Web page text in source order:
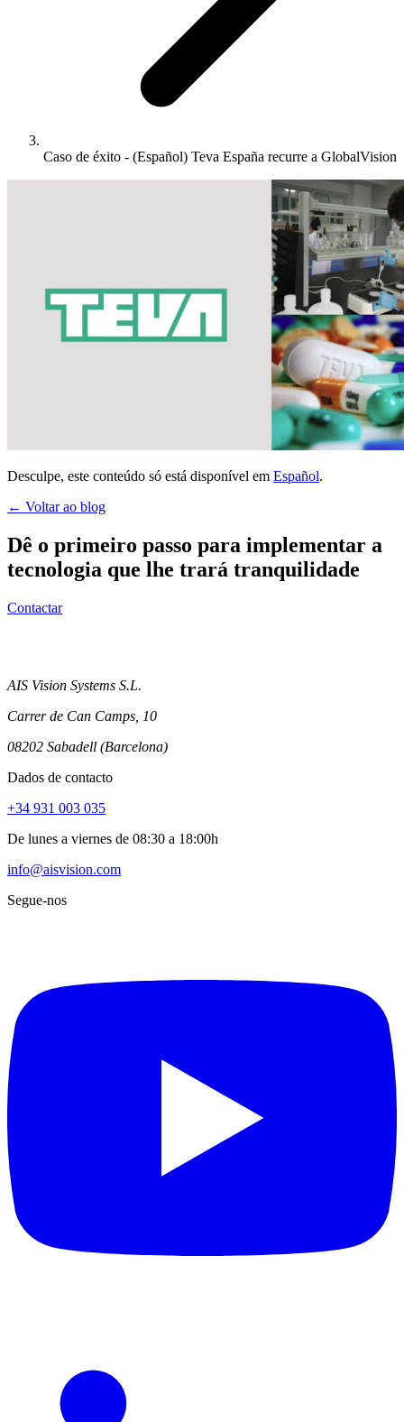
Caso de éxito - (Español) Teva España recurre a GlobalVision
Desculpe, este conteúdo só está disponível em Español.
← Voltar ao blog
Dê o primeiro passo para implementar a
tecnologia que lhe trará tranquilidade
Contactar
AIS Vision Systems S.L.
Carrer de Can Camps, 10
08202 Sabadell (Barcelona)
Dados de contacto
+34 931 003 035
De lunes a viernes de 08:30 a 18:00h
info@aisvision.com
Segue-nos